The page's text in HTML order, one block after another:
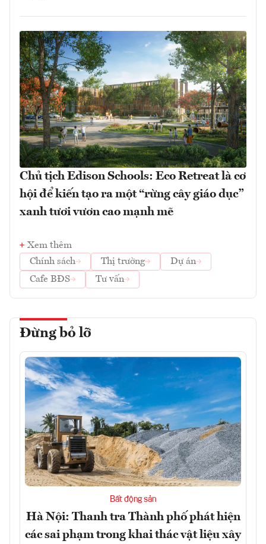
Chủ tịch Edison Schools: Eco Retreat là cơ
hội để kiến tạo ra một “rừng cây giáo dục”
xanh tươi vươn cao mạnh mẽ
Xem thêm
Chính sách
Thị trường
Dự án
Cafe BĐS
Tư vấn
Đừng bỏ lỡ
Bất động sản
Hà Nội: Thanh tra Thành phố phát hiện
các sai phạm trong khai thác vật liệu xây